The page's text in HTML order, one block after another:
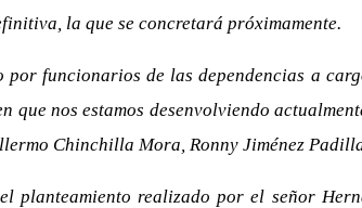
la que se concretará próximamente.
funcionarios de las dependencias a
nos estamos desenvolviendo
Chinchilla Mora, Ronny Jiménez
realizado por el señor